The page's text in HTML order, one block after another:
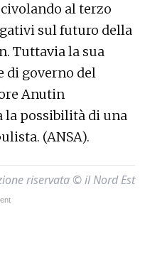
al terzo
sul futuro della
Tuttavia la sua
di governo del
Anutin
la possibilità di una
(ANSA).
riservata © il Nord Est